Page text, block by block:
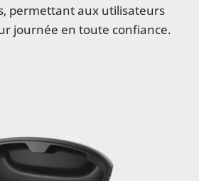
permettant aux utilisateurs
journée en toute confiance.